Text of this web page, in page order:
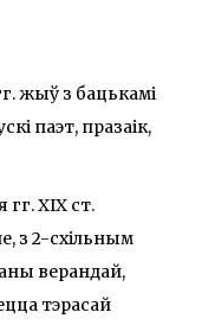
жыў з бацькамі
паэт, празаік,
XІX ст.
з 2-схільным
верандай,
тэрасай